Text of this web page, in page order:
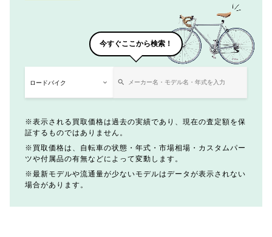
今すぐここから検索！
表示される買取価格は過去の実績であり、現在の査定額を保
証するものではありません。
買取価格は、自転車の状態・年式・市場相場・カスタムパー
ツや付属品の有無などによって変動します。
最新モデルや流通量が少ないモデルはデータが表示されない
場合があります。